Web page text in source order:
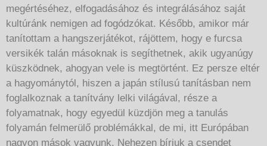
megértéséhez, elfogadásához és integrálásához saját
kultúránk nemigen ad fogódzókat. Később, amikor már
tanítottam a hangszerjátékot, rájöttem, hogy e furcsa
versikék talán másoknak is segíthetnek, akik ugyanúgy
küszködnek, ahogyan vele is megtörtént. Ez persze eltér
a hagyománytól, hiszen a japán stílusú tanításban nem
foglalkoznak a tanítvány lelki világával, része a
folyamatnak, hogy egyedül küzdjön meg a tanulás
folyamán felmerülő problémákkal, de mi, itt Európában
nagyon mások vagyunk. Nehezen bírjuk a csendet